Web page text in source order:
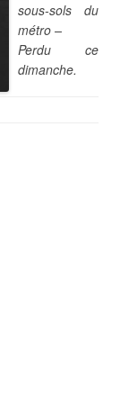
sous-sols du
métro –
Perdu ce
dimanche.